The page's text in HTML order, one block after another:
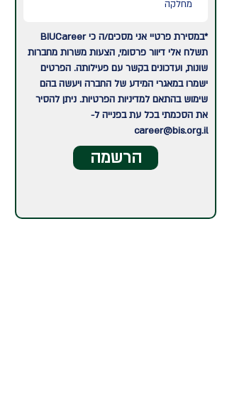
*במסירת פרטיי אני מסכים/ה כי BIUCareer
תשלח אלי דיוור פרסומי, הצעות משרות מחברות
שונות, ועדכונים בקשר עם פעילותה. הפרטים
ישמרו במאגרי המידע של החברה ויעשה בהם
שימוש בהתאם למדיניות הפרטיות. ניתן להסיר
את הסכמתי בכל עת בפנייה ל-
career@bis.org.il
הרשמה